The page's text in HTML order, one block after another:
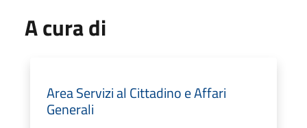
A cura di
Area Servizi al Cittadino e Affari
Generali